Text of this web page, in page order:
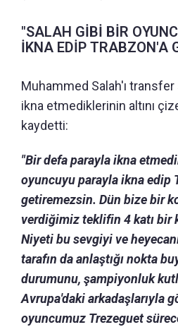
"SALAH GİBİ BİR
İKNA EDİP TRABZON'A
Muhammed Salah'ı
ikna etmediklerinin altını
kaydetti:
"Bir defa parayla ikna
oyuncuyu parayla ikna edip
getiremezsin. Dün bize bir
verdiğimiz teklifin 4 katı bir
Niyeti bu sevgiyi ve
tarafın da anlaştığı nokta
durumunu, şampiyonluk
Avrupa'daki arkadaşlarıyla
oyuncumuz Trezeguet